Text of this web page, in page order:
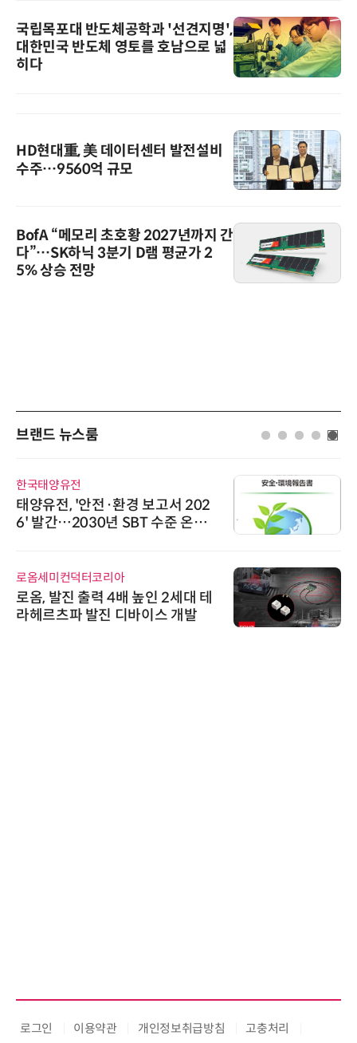
국립목포대 반도체공학과 '선견지명',
대한민국 반도체 영토를 호남으로 넓
히다
HD현대重, 美 데이터센터 발전설비
수주…9560억 규모
BofA “메모리 초호황 2027년까지 간
다”…SK하닉 3분기 D램 평균가 2
5% 상승 전망
브랜드 뉴스룸
한국태양유전
태양유전, '안전·환경 보고서 202
6' 발간…2030년 SBT 수준 온실
로옴세미컨덕터코리아
로옴, 발진 출력 4배 높인 2세대 테
라헤르츠파 발진 디바이스 개발
로그인 이용약관 개인정보취급방침 고충처리